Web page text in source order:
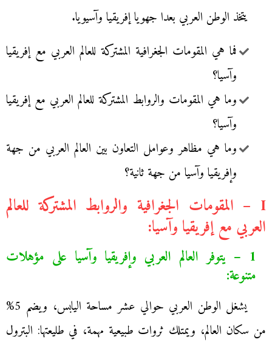
يتخذ الوطن العربي بعدا جهويا إفريقيا وآسيويا.
فما هي المقومات الجغرافية المشتركة للعالم العربي مع إفريقيا
وآسيا؟
وما هي المقومات والروابط المشتركة للعالم العربي مع إفريقيا
وآسيا؟
وما هي مظاهر وعوامل التعاون بين العالم العربي من جهة
وإفريقيا وآسيا من جهة ثانية؟
I – المقومات الجغرافية والروابط المشتركة للعالم
العربي مع إفريقيا وآسيا:
1 – يتوفر العالم العربي وإفريقيا وآسيا على مؤهلات
متنوعة:
يشغل الوطن العربي حوالي عشر مساحة اليابس، ويضم 5%
من سكان العالم، ويمتلك ثروات طبيعية مهمة، في طليعتها: البترول